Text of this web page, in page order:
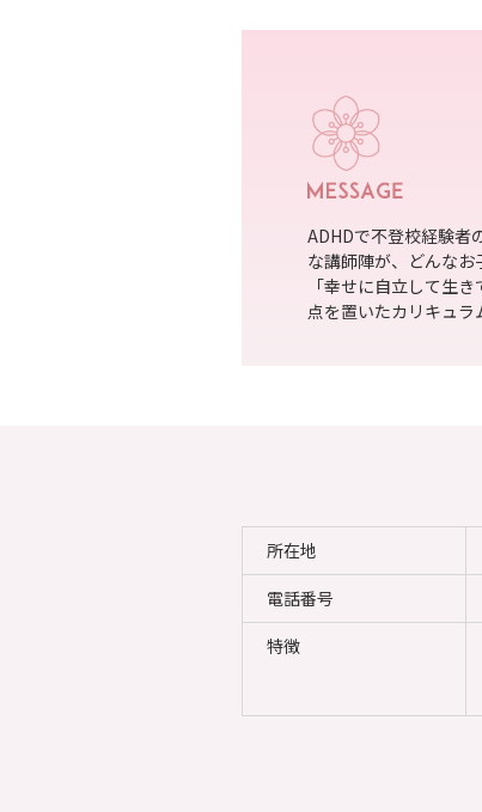
ADHDで不登校経験者
な講師陣が、どんなお
「幸せに自立して生
点を置いたカリキュラ
所在地
電話番号
特徴